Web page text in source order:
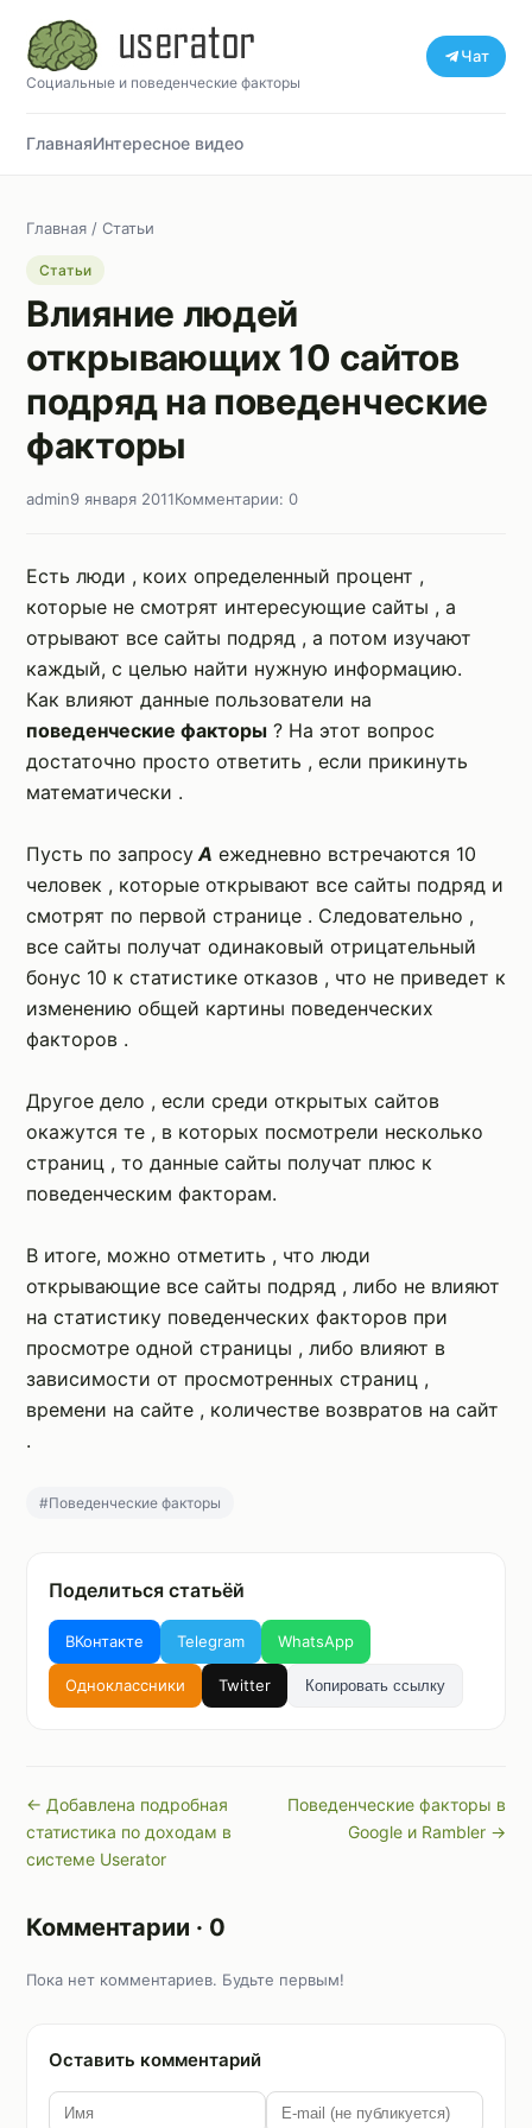
Социальные и поведенческие факторы
Чат
ГлавнаяИнтересное видео
Главная / Статьи
Статьи
Влияние людей
открывающих 10 сайтов
подряд на поведенческие
факторы
admin9 января 2011Комментарии: 0
Есть люди , коих определенный процент ,
которые не смотрят интересующие сайты , а
отрывают все сайты подряд , а потом изучают
каждый, с целью найти нужную информацию.
Как влияют данные пользователи на
поведенческие факторы ? На этот вопрос
достаточно просто ответить , если прикинуть
математически .
Пусть по запросуА ежедневно встречаются 10
человек , которые открывают все сайты подряд и
смотрят по первой странице . Следовательно ,
все сайты получат одинаковый отрицательный
бонус 10 к статистике отказов , что не приведет к
изменению общей картины поведенческих
факторов .
Другое дело , если среди открытых сайтов
окажутся те , в которых посмотрели несколько
страниц , то данные сайты получат плюс к
поведенческим факторам.
В итоге, можно отметить , что люди
открывающие все сайты подряд , либо не влияют
на статистику поведенческих факторов при
просмотре одной страницы , либо влияют в
зависимости от просмотренных страниц ,
времени на сайте , количестве возвратов на сайт
.
#Поведенческие факторы
Поделиться статьёй
ВКонтакте Telegram WhatsApp
Одноклассники Twitter Копировать ссылку
← Добавлена подробная
статистика по доходам в
системе Userator
Поведенческие факторы в
Google и Rambler →
Комментарии · 0
Пока нет комментариев. Будьте первым!
Оставить комментарий